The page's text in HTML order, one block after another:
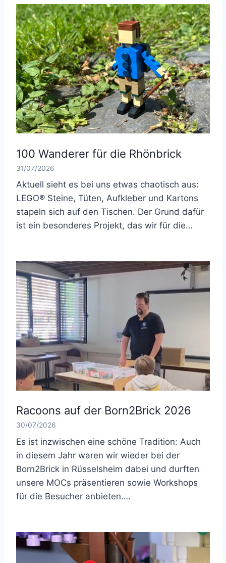
100 Wanderer für die Rhönbrick
31/07/2026
Aktuell sieht es bei uns etwas chaotisch aus:
LEGO® Steine, Tüten, Aufkleber und Kartons
stapeln sich auf den Tischen. Der Grund dafür
ist ein besonderes Projekt, das wir für die…
Racoons auf der Born2Brick 2026
30/07/2026
Es ist inzwischen eine schöne Tradition: Auch
in diesem Jahr waren wir wieder bei der
Born2Brick in Rüsselsheim dabei und durften
unsere MOCs präsentieren sowie Workshops
für die Besucher anbieten….